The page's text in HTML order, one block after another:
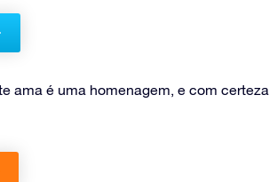
ama é uma homenagem, e com certeza